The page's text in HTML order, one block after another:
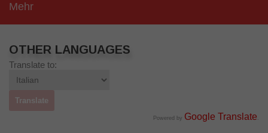
Mehr
OTHER LANGUAGES
Translate to:
Powered by Google Translate .